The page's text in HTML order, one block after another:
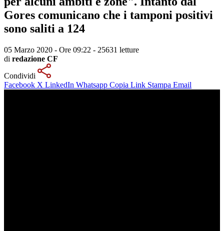
Gores comunicano che i tamponi positivi
sono saliti a 124
05 Marzo 2020 - Ore 09:22 - 25631 letture
di redazione CF
Condividi
Facebook X LinkedIn Whatsapp Copia Link Stampa Email